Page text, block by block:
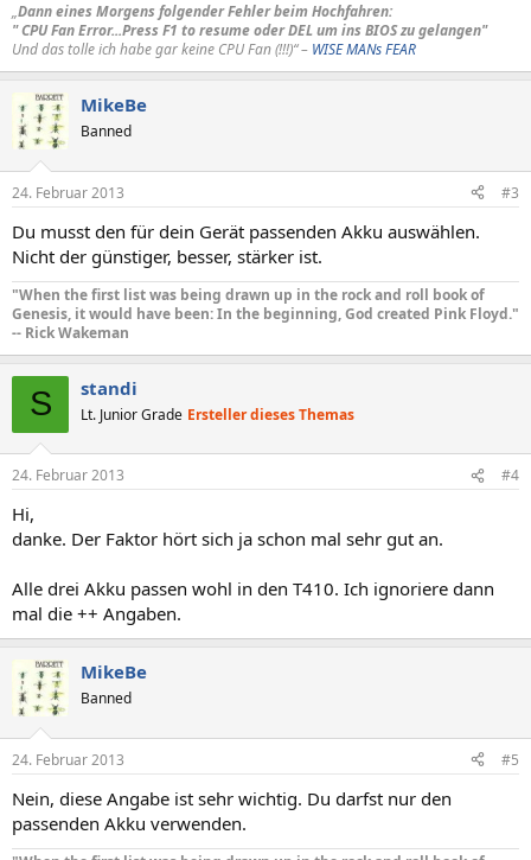
„Dann eines Morgens folgender Fehler beim Hochfahren:
" CPU Fan Error...Press F1 to resume oder DEL um ins BIOS zu gelangen"
Und das tolle ich habe gar keine CPU Fan (!!!)“ – WISE MANs FEAR
MikeBe
Banned
24. Februar 2013 #3
Du musst den für dein Gerät passenden Akku auswählen.
Nicht der günstiger, besser, stärker ist.
"When the first list was being drawn up in the rock and roll book of
Genesis, it would have been: In the beginning, God created Pink Floyd."
-- Rick Wakeman
S standi
Lt. Junior Grade Ersteller dieses Themas
24. Februar 2013 #4
Hi,
danke. Der Faktor hört sich ja schon mal sehr gut an.
Alle drei Akku passen wohl in den T410. Ich ignoriere dann
mal die ++ Angaben.
MikeBe
Banned
24. Februar 2013 #5
Nein, diese Angabe ist sehr wichtig. Du darfst nur den
passenden Akku verwenden.